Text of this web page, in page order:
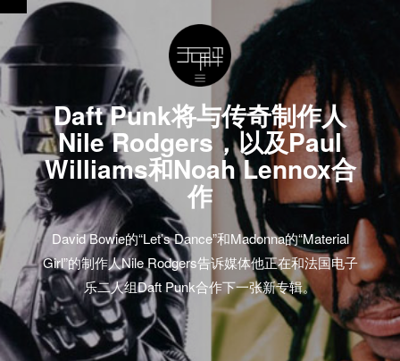
Daft Punk将与传奇制作人
Nile Rodgers，以及Paul
Williams和Noah Lennox合
作
David Bowie的“Let’s Dance”和Madonna的“Material
Girl”的制作人Nile Rodgers告诉媒体他正在和法国电子
乐二人组Daft Punk合作下一张新专辑。